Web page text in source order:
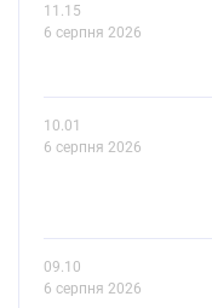
11.15
6 серпня 2026
10.01
6 серпня 2026
09.10
6 серпня 2026